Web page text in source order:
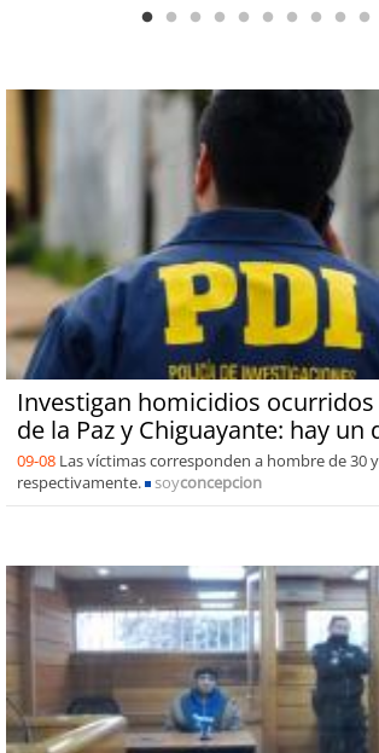
Investigan homicidios ocurridos
de la Paz y Chiguayante: hay un
09-08 Las víctimas corresponden a hombre de 30
respectivamente.
soyconcepcion